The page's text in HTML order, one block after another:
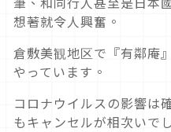
想著就令人興奮。
倉敷美観地区で『有鄰庵
やっています。
コロナウイルスの影響は
もキャンセルが相次いで